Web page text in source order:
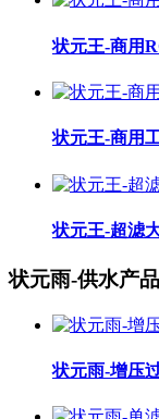
状元王-商用
状元王-商用
状元王-超滤
状元雨-供水产
状元雨-增压